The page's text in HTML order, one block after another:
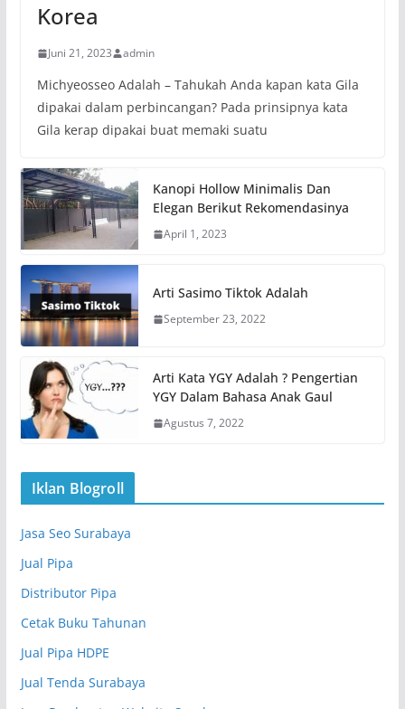
Korea
Juni 21, 2023 admin
Michyeosseo Adalah – Tahukah Anda kapan kata Gila
dipakai dalam perbincangan? Pada prinsipnya kata
Gila kerap dipakai buat memaki suatu
Kanopi Hollow Minimalis Dan
Elegan Berikut Rekomendasinya
April 1, 2023
Arti Sasimo Tiktok Adalah
September 23, 2022
Arti Kata YGY Adalah ? Pengertian
YGY Dalam Bahasa Anak Gaul
Agustus 7, 2022
Iklan Blogroll
Jasa Seo Surabaya
Jual Pipa
Distributor Pipa
Cetak Buku Tahunan
Jual Pipa HDPE
Jual Tenda Surabaya